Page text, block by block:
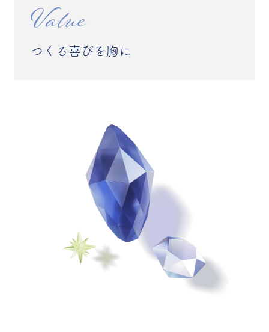
Value
つくる喜びを胸に